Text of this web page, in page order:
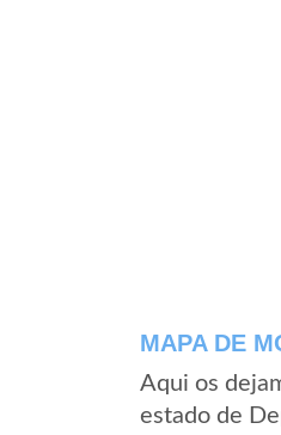
MAPA DE
Aqui os
estado de